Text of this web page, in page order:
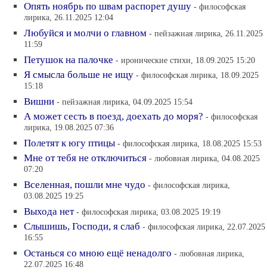
Опять ноябрь по швам распорет душу - философская
лирика, 26.11.2025 12:04
Любуйся и молчи о главном - пейзажная лирика, 26.11.2025
11:59
Петушок на палочке - иронические стихи, 18.09.2025 15:20
Я смысла больше не ищу - философская лирика, 18.09.2025
15:18
Вишни - пейзажная лирика, 04.09.2025 15:54
А может сесть в поезд, доехать до моря? - философская
лирика, 19.08.2025 07:36
Полетят к югу птицы - философская лирика, 18.08.2025 15:53
Мне от тебя не отключиться - любовная лирика, 04.08.2025
07:20
Вселенная, пошли мне чудо - философская лирика,
03.08.2025 19:25
Выхода нет - философская лирика, 03.08.2025 19:19
Слышишь, Господи, я слаб - философская лирика, 22.07.2025
16:55
Останься со мною ещё ненадолго - любовная лирика,
22.07.2025 16:48